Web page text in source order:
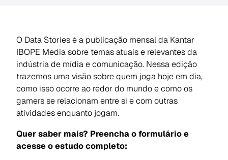
O Data Stories é a publicação mensal da Kantar
IBOPE Media sobre temas atuais e relevantes da
indústria de mídia e comunicação. Nessa edição
trazemos uma visão sobre quem joga hoje em dia,
como isso ocorre ao redor do mundo e como os
gamers se relacionam entre si e com outras
atividades enquanto jogam.
Quer saber mais? Preencha o formulário e
acesse o estudo completo: